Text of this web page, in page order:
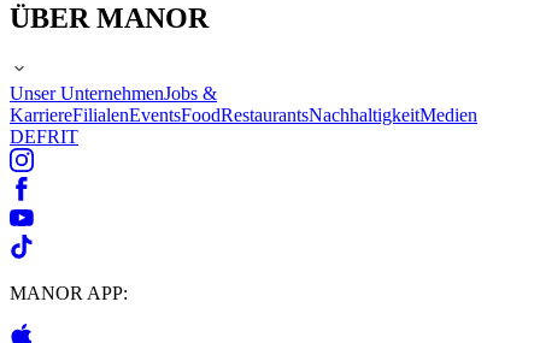
ÜBER MANOR
Unser UnternehmenJobs &
KarriereFilialenEventsFoodRestaurantsNachhaltigkeitMedien
DEFRIT
MANOR APP: